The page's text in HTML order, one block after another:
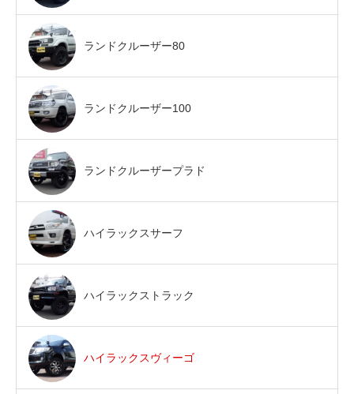
ランドクルーザー80
ランドクルーザー100
ランドクルーザープラド
ハイラックスサーフ
ハイラックストラック
ハイラックスヴィーゴ